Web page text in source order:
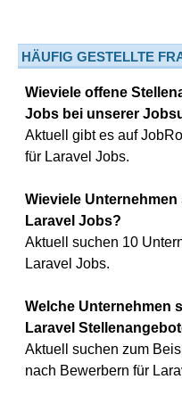
HÄUFIG GESTELLTE
Wieviele offene
Jobs bei unserer
Aktuell gibt es auf
für Laravel Jobs.
Wieviele
Laravel Jobs?
Aktuell suchen 10
Laravel Jobs.
Welche Unternehmen
Laravel
Aktuell suchen zum
nach Bewerbern für